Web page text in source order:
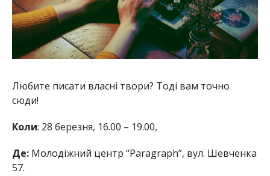
Любите писати власні твори? Тоді вам точно
сюди!
Коли: 28 березня, 16.00 – 19.00,
Де:Молодіжний центр “Paragraph”, вул. Шевченка
57.